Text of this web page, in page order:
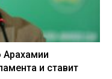
Арахамии
и ставит